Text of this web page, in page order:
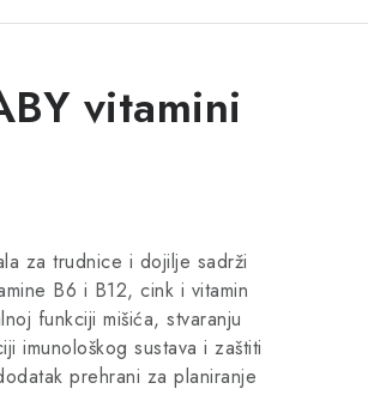
vitamini
za trudnice i dojilje sadrži
B6 i B12, cink i vitamin
funkciji mišića, stvaranju
imunološkog sustava i zaštiti
prehrani za planiranje